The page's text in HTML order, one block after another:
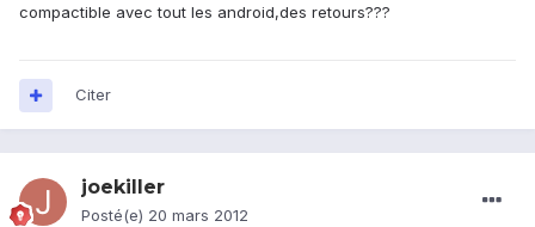
compactible avec tout les android,des retours???
Citer
joekiller
Posté(e) 20 mars 2012